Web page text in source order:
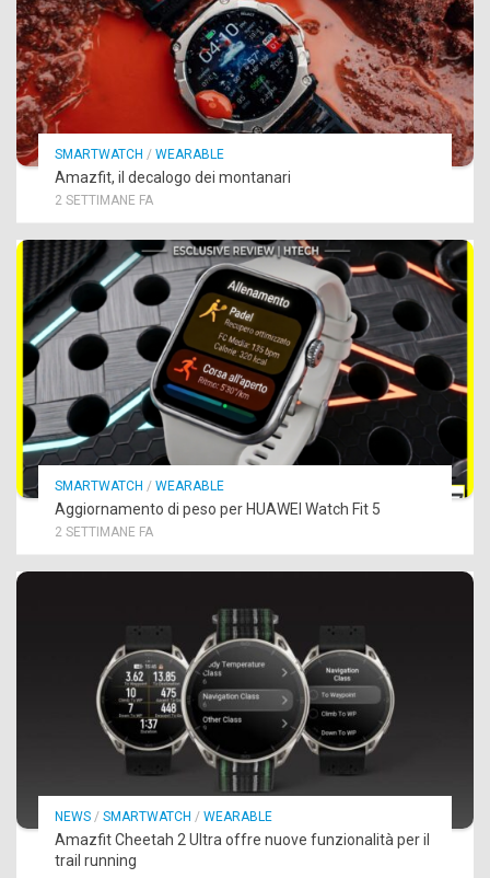
SMARTWATCH / WEARABLE
Amazfit, il decalogo dei montanari
2 SETTIMANE FA
SMARTWATCH / WEARABLE
Aggiornamento di peso per HUAWEI Watch Fit 5
2 SETTIMANE FA
NEWS / SMARTWATCH / WEARABLE
Amazfit Cheetah 2 Ultra offre nuove funzionalità per il
trail running